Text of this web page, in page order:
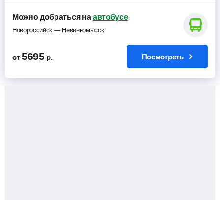
Можно добраться наавтобусе
Новороссийск — Невинномысск
от5695 р. Посмотреть